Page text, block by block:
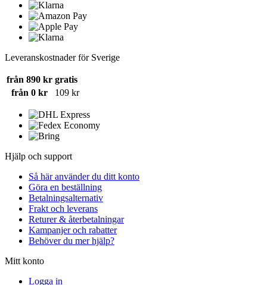
Leveranskostnader för Sverige
från 890 kr gratis
från 0 kr
109 kr
Hjälp och support
Så här använder du ditt konto
Göra en beställning
Betalningsalternativ
Frakt och leverans
Returer & återbetalningar
Kampanjer och rabatter
Behöver du mer hjälp?
Mitt konto
Logga in